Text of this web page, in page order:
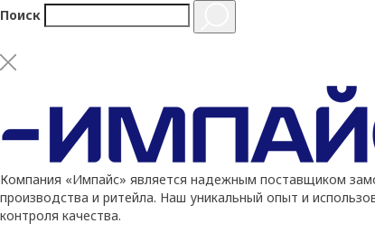
Поиск
Компания «Импайс» является надежным поставщиком
производства и ритейла. Наш уникальный опыт и
контроля качества.